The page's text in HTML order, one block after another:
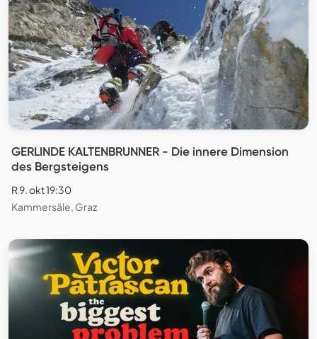
GERLINDE KALTENBRUNNER - Die innere Dimension
des Bergsteigens
R 9. okt 19:30
Kammersäle, Graz